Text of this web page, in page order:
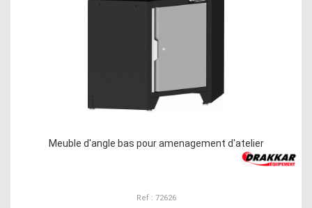
Meuble d'angle bas pour amenagement d'atelier
Ref : 72626